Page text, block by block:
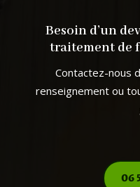
Besoin d’un
traitement de
Contactez-nous
renseignement ou
06